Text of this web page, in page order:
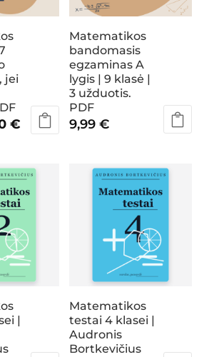
jei
€.
€Current
9,90 €.
Matematikos
bandomasis
egzaminas A
lygis | 9 klasė |
3 užduotis.
PDF
9,99€
|
Matematikos
testai 4 klasei |
Audronis
Bortkevičius